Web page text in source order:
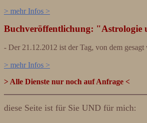
> mehr Infos >
Buchveröffentlichung: "Astrologie
- Der 21.12.2012 ist der Tag, von dem
> mehr Infos >
> Alle Dienste nur noch auf Anfrage <
diese Seite ist für Sie UND für mich: